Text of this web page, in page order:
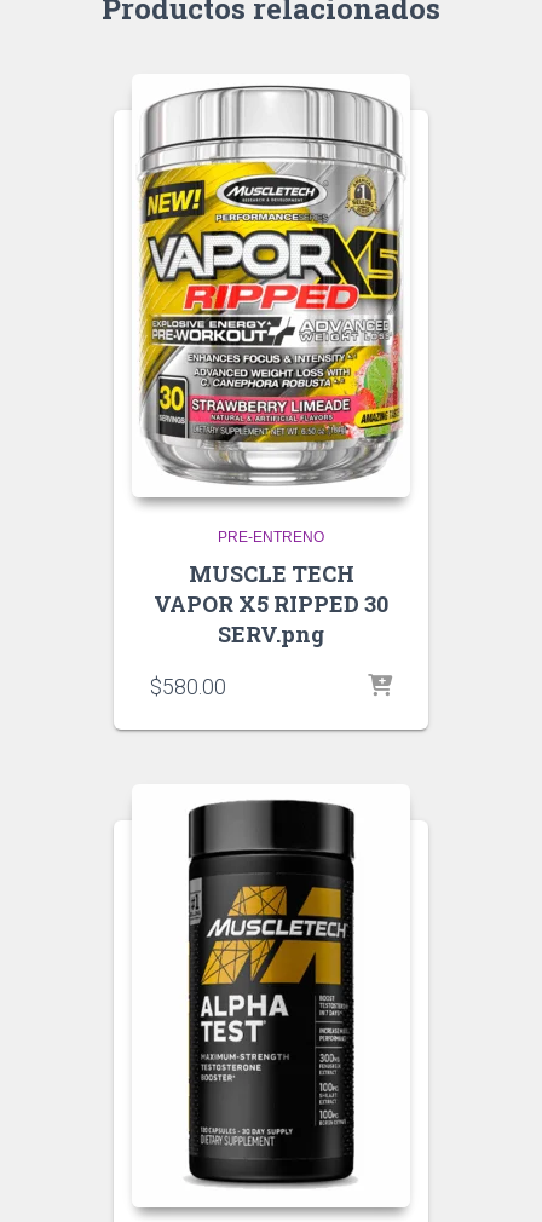
Productos relacionados
PRE-ENTRENO
MUSCLE TECH
VAPOR X5 RIPPED 30
SERV.png
$580.00